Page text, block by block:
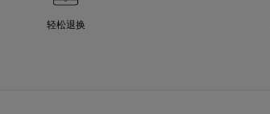
轻松退换